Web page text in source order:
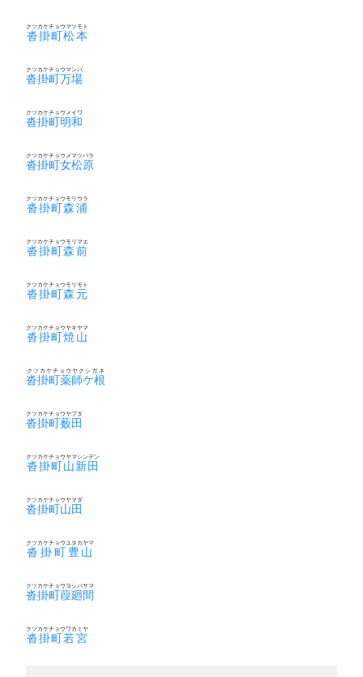
沓掛町松本
クツカケチョウマツモト
沓掛町万場
クツカケチョウマンバ
沓掛町明和
クツカケチョウメイワ
沓掛町女松原
クツカケチョウメマツバラ
沓掛町森浦
クツカケチョウモリウラ
沓掛町森前
クツカケチョウモリマエ
沓掛町森元
クツカケチョウモリモト
沓掛町焼山
クツカケチョウヤキヤマ
沓掛町薬師ケ根
クツカケチョウヤクシガネ
沓掛町薮田
クツカケチョウヤブタ
沓掛町山新田
クツカケチョウヤマシンデン
沓掛町山田
クツカケチョウヤマダ
沓掛町豊山
クツカケチョウユタカヤマ
沓掛町葭廻間
クツカケチョウヨシバサマ
沓掛町若宮
クツカケチョウワカミヤ